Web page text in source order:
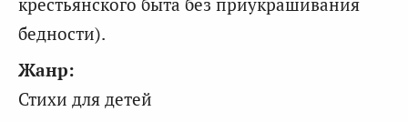
бедности).
Жанр:
Стихи для детей